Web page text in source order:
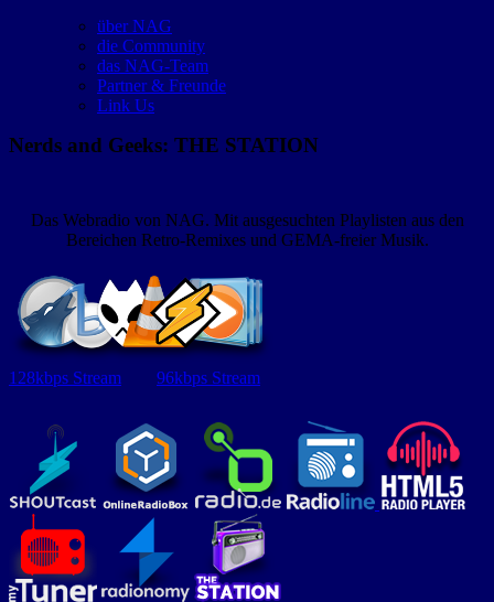
über NAG
die Community
das NAG-Team
Partner & Freunde
Link Us
Nerds and Geeks: THE STATION
Das Webradio von NAG. Mit ausgesuchten Playlisten aus den
Bereichen Retro-Remixes und GEMA-freier Musik.
128kbps Stream 96kbps Stream